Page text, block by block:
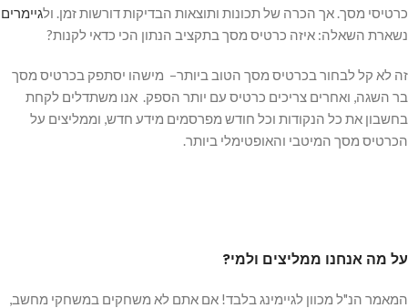
כרטיסי מסך. אך הכרה של תכונות ותוצאות הבדיקות דורשות זמן. ולגיימרים
נשארת השאלה: איזה כרטיס מסך בתקציב הנתון הכי כדאי לקנות?
זה לא קל לבחור בכרטיס מסך הטוב ביותר– מישהו יסתפק בכרטיס מסך
בר השגה, ואחרים צריכים כרטיס עם יותר הספק. אנו משתדלים לקחת
בחשבון את כל הנקודות וכל חודש מפרסמים מידע חדש, וממליצים על
הכרטיס מסך המיטבי והאופטימלי ביותר.
על מה אנחנו ממליצים ולמי?
המאמר הנ"ל מכוון לגיימינג בלבד! אם אתם לא משחקים במשחקי מחשב,